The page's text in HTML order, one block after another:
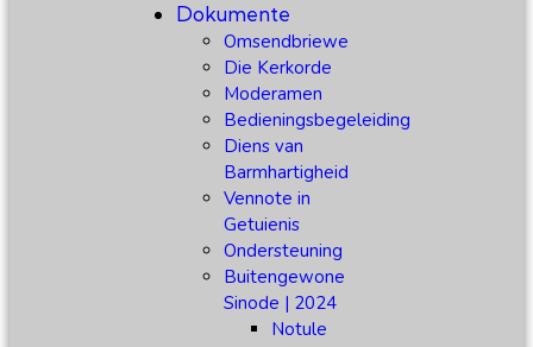
Dokumente
Omsendbriewe
Die Kerkorde
Moderamen
Bedieningsbegeleiding
Diens van
Barmhartigheid
Vennote in
Getuienis
Ondersteuning
Buitengewone
Sinode | 2024
Notule